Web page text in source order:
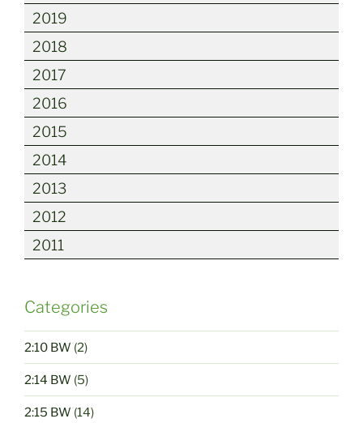
2019
2018
2017
2016
2015
2014
2013
2012
2011
Categories
2:10 BW (2)
2:14 BW (5)
2:15 BW (14)